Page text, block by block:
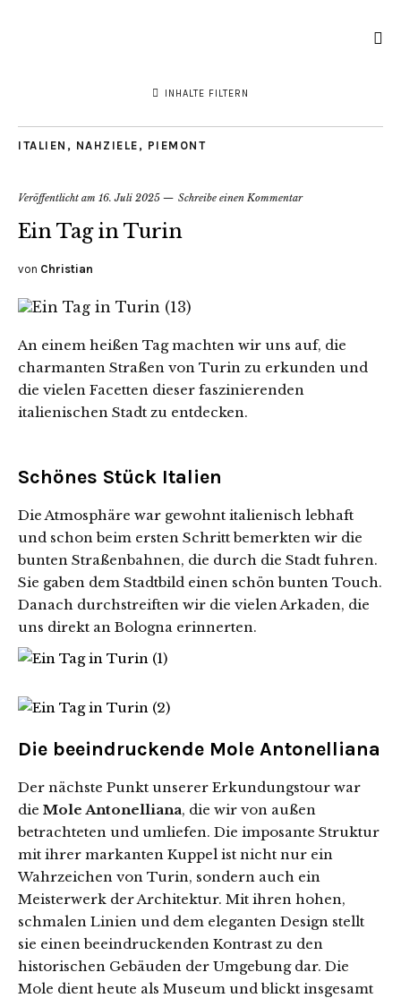
INHALTE FILTERN
ITALIEN , NAHZIELE , PIEMONT
Veröffentlicht am 16. Juli 2025 Schreibe einen Kommentar
Ein Tag in Turin
von Christian
An einem heißen Tag machten wir uns auf, die
charmanten Straßen von Turin zu erkunden und
die vielen Facetten dieser faszinierenden
italienischen Stadt zu entdecken.
Schönes Stück Italien
Die Atmosphäre war gewohnt italienisch lebhaft
und schon beim ersten Schritt bemerkten wir die
bunten Straßenbahnen, die durch die Stadt fuhren.
Sie gaben dem Stadtbild einen schön bunten Touch.
Danach durchstreiften wir die vielen Arkaden, die
uns direkt an Bologna erinnerten.
Die beeindruckende Mole Antonelliana
Der nächste Punkt unserer Erkundungstour war
die Mole Antonelliana, die wir von außen
betrachteten und umliefen. Die imposante Struktur
mit ihrer markanten Kuppel ist nicht nur ein
Wahrzeichen von Turin, sondern auch ein
Meisterwerk der Architektur. Mit ihren hohen,
schmalen Linien und dem eleganten Design stellt
sie einen beeindruckenden Kontrast zu den
historischen Gebäuden der Umgebung dar. Die
Mole dient heute als Museum und blickt insgesamt